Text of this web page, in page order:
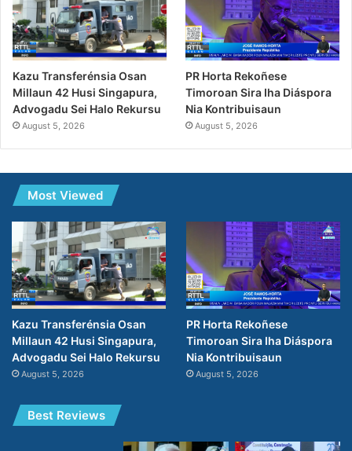
Kazu Transferénsia Osan
Millaun 42 Husi Singapura,
Advogadu Sei Halo Rekursu
August 5, 2026
PR Horta Rekoñese
Timoroan Sira Iha Diáspora
Nia Kontribuisaun
August 5, 2026
Most Viewed
Kazu Transferénsia Osan
Millaun 42 Husi Singapura,
Advogadu Sei Halo Rekursu
August 5, 2026
PR Horta Rekoñese
Timoroan Sira Iha Diáspora
Nia Kontribuisaun
August 5, 2026
Best Reviews